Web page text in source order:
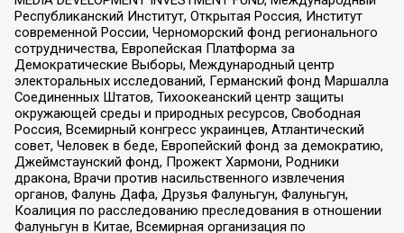
Республиканский Институт, Открытая Россия, Институт
современной России, Черноморский фонд регионального
сотрудничества, Европейская Платформа за
Демократические Выборы, Международный центр
электоральных исследований, Германский фонд Маршалла
Соединенных Штатов, Тихоокеанский центр защиты
окружающей среды и природных ресурсов, Свободная
Россия, Всемирный конгресс украинцев, Атлантический
совет, Человек в беде, Европейский фонд за демократию,
Джеймстаунский фонд, Прожект Хармони, Родники
дракона, Врачи против насильственного извлечения
органов, Фалунь Дафа, Друзья Фалуньгун, Фалуньгун,
Коалиция по расследованию преследования в отношении
Фалуньгун в Китае, Всемирная организация по